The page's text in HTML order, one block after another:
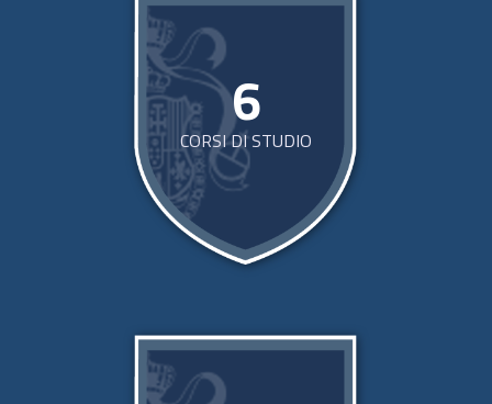
6
CORSI DI STUDIO